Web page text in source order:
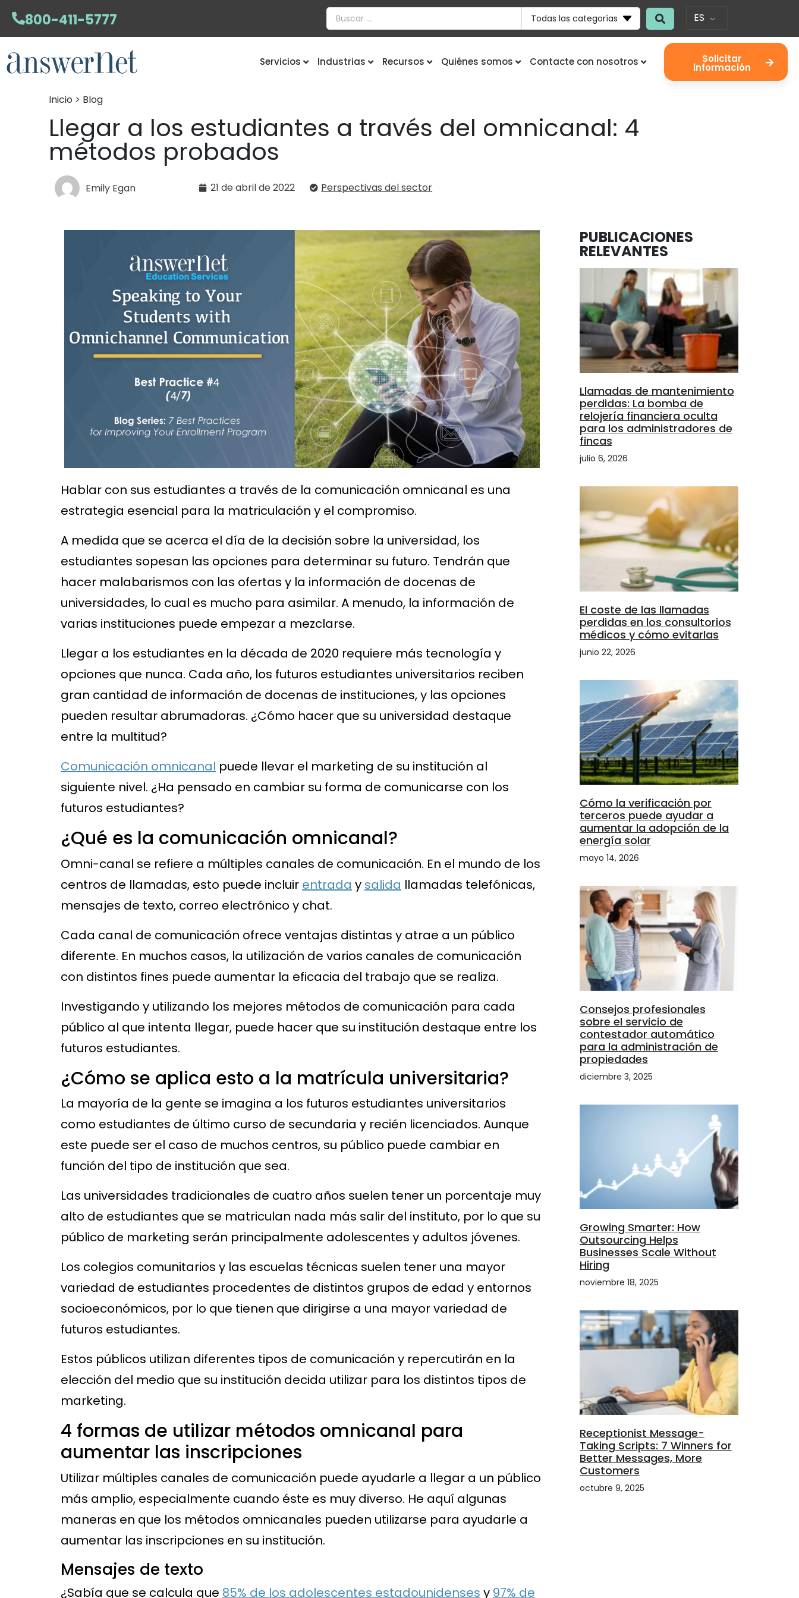
800-411-5777 Todas las categorías ES
Servicios Industrias Recursos Quiénes somos Contacte con nosotros Solicitar
información
Inicio > Blog
Llegar a los estudiantes a través del omnicanal: 4
métodos probados
Emily Egan 21 de abril de 2022 Perspectivas del sector
Hablar con sus estudiantes a través de la comunicación omnicanal es una
estrategia esencial para la matriculación y el compromiso.
A medida que se acerca el día de la decisión sobre la universidad, los
estudiantes sopesan las opciones para determinar su futuro. Tendrán que
hacer malabarismos con las ofertas y la información de docenas de
universidades, lo cual es mucho para asimilar. A menudo, la información de
varias instituciones puede empezar a mezclarse.
Llegar a los estudiantes en la década de 2020 requiere más tecnología y
opciones que nunca. Cada año, los futuros estudiantes universitarios reciben
gran cantidad de información de docenas de instituciones, y las opciones
pueden resultar abrumadoras. ¿Cómo hacer que su universidad destaque
entre la multitud?
Comunicación omnicanal puede llevar el marketing de su institución al
siguiente nivel. ¿Ha pensado en cambiar su forma de comunicarse con los
futuros estudiantes?
¿Qué es la comunicación omnicanal?
Omni-canal se refiere a múltiples canales de comunicación. En el mundo de los
centros de llamadas, esto puede incluir entrada y salida llamadas telefónicas,
mensajes de texto, correo electrónico y chat.
Cada canal de comunicación ofrece ventajas distintas y atrae a un público
diferente. En muchos casos, la utilización de varios canales de comunicación
con distintos fines puede aumentar la eficacia del trabajo que se realiza.
Investigando y utilizando los mejores métodos de comunicación para cada
público al que intenta llegar, puede hacer que su institución destaque entre los
futuros estudiantes.
¿Cómo se aplica esto a la matrícula universitaria?
La mayoría de la gente se imagina a los futuros estudiantes universitarios
como estudiantes de último curso de secundaria y recién licenciados. Aunque
este puede ser el caso de muchos centros, su público puede cambiar en
función del tipo de institución que sea.
Las universidades tradicionales de cuatro años suelen tener un porcentaje muy
alto de estudiantes que se matriculan nada más salir del instituto, por lo que su
público de marketing serán principalmente adolescentes y adultos jóvenes.
Los colegios comunitarios y las escuelas técnicas suelen tener una mayor
variedad de estudiantes procedentes de distintos grupos de edad y entornos
socioeconómicos, por lo que tienen que dirigirse a una mayor variedad de
futuros estudiantes.
Estos públicos utilizan diferentes tipos de comunicación y repercutirán en la
elección del medio que su institución decida utilizar para los distintos tipos de
marketing.
4 formas de utilizar métodos omnicanal para
aumentar las inscripciones
Utilizar múltiples canales de comunicación puede ayudarle a llegar a un público
más amplio, especialmente cuando éste es muy diverso. He aquí algunas
maneras en que los métodos omnicanales pueden utilizarse para ayudarle a
aumentar las inscripciones en su institución.
Mensajes de texto
¿Sabía que se calcula que 85% de los adolescentes estadounidenses y 97% de
PUBLICACIONES
RELEVANTES
Llamadas de mantenimiento
perdidas: La bomba de
relojería financiera oculta
para los administradores de
fincas
julio 6, 2026
El coste de las llamadas
perdidas en los consultorios
médicos y cómo evitarlas
junio 22, 2026
Cómo la verificación por
terceros puede ayudar a
aumentar la adopción de la
energía solar
mayo 14, 2026
Consejos profesionales
sobre el servicio de
contestador automático
para la administración de
propiedades
diciembre 3, 2025
Growing Smarter: How
Outsourcing Helps
Businesses Scale Without
Hiring
noviembre 18, 2025
Receptionist Message-
Taking Scripts: 7 Winners for
Better Messages, More
Customers
octubre 9, 2025